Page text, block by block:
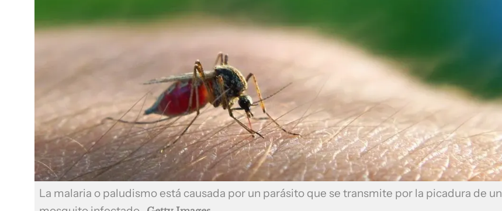
La malaria o paludismo está causada por un parásito que se transmite por la picadura de un